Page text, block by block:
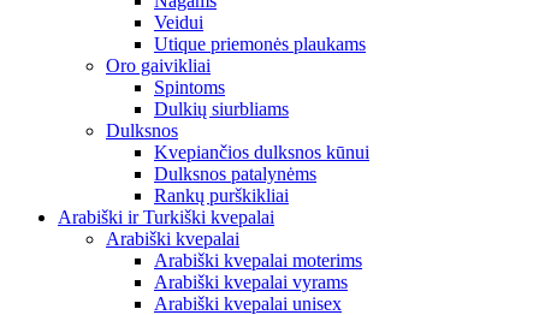
Veidui
Utique priemonės plaukams
Oro gaivikliai
Spintoms
Dulkių siurbliams
Dulksnos
Kvepiančios dulksnos kūnui
Dulksnos patalynėms
Rankų purškikliai
Arabiški ir Turkiški kvepalai
Arabiški kvepalai
Arabiški kvepalai moterims
Arabiški kvepalai vyrams
Arabiški kvepalai unisex